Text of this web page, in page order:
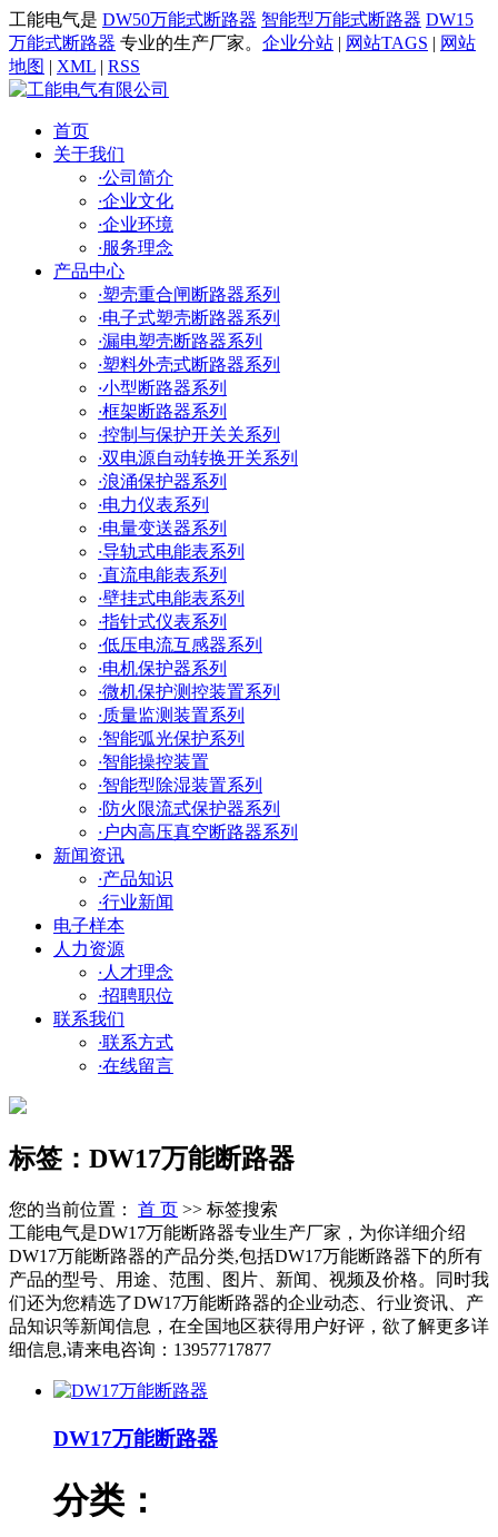
工能电气是 DW50万能式断路器 智能型万能式断路器 DW15
万能式断路器 专业的生产厂家。 企业分站 | 网站TAGS | 网站
地图 | XML | RSS
首页
关于我们
·公司简介
·企业文化
·企业环境
·服务理念
产品中心
·塑壳重合闸断路器系列
·电子式塑壳断路器系列
·漏电塑壳断路器系列
·塑料外壳式断路器系列
·小型断路器系列
·框架断路器系列
·控制与保护开关关系列
·双电源自动转换开关系列
·浪涌保护器系列
·电力仪表系列
·电量变送器系列
·导轨式电能表系列
·直流电能表系列
·壁挂式电能表系列
·指针式仪表系列
·低压电流互感器系列
·电机保护器系列
·微机保护测控装置系列
·质量监测装置系列
·智能弧光保护系列
·智能操控装置
·智能型除湿装置系列
·防火限流式保护器系列
· 户内高压真空断路器系列
新闻资讯
·产品知识
·行业新闻
电子样本
人力资源
· 人才理念
·招聘职位
联系我们
·联系方式
·在线留言
标签：DW17万能断路器
您的当前位置： 首 页 >> 标签搜索
工能电气是DW17万能断路器专业生产厂家，为你详细介绍
DW17万能断路器的产品分类,包括DW17万能断路器下的所有
产品的型号、用途、范围、图片、新闻、视频及价格。同时我
们还为您精选了DW17万能断路器的企业动态、行业资讯、产
品知识等新闻信息，在全国地区获得用户好评，欲了解更多详
细信息,请来电咨询：13957717877
DW17万能断路器
分类：